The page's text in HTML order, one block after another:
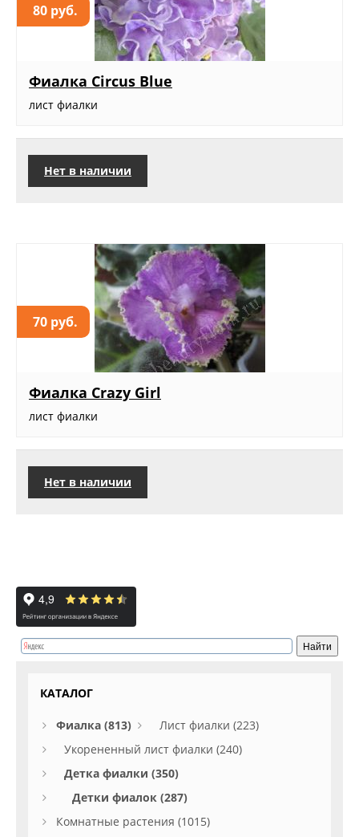
80 руб.
Фиалка Circus Blue
лист фиалки
Нет в наличии
70 руб.
Фиалка Crazy Girl
лист фиалки
Нет в наличии
КАТАЛОГ
Фиалка (813)
Лист фиалки (223)
Укорененный лист фиалки (240)
Детка фиалки (350)
Детки фиалок (287)
Комнатные растения (1015)